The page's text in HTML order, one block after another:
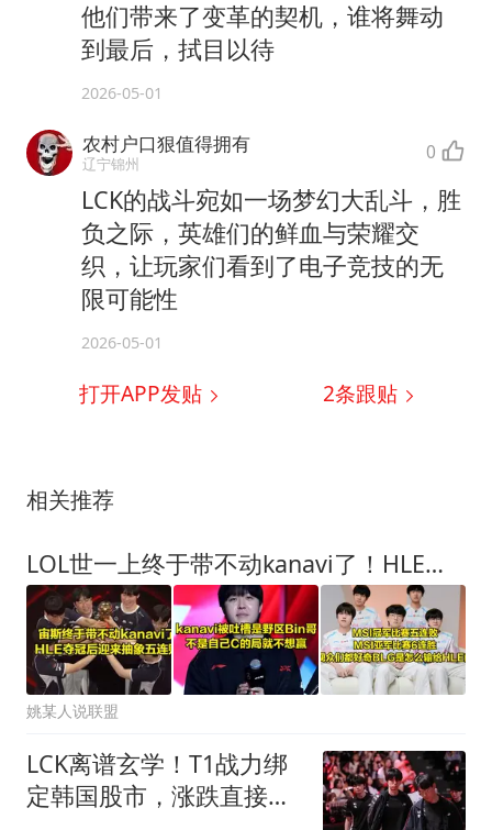
他们带来了变革的契机，谁将舞动
到最后，拭目以待
2026-05-01
农村户口狠值得拥有
辽宁锦州 0
LCK的战斗宛如一场梦幻大乱斗，胜
负之际，英雄们的鲜血与荣耀交
织，让玩家们看到了电子竞技的无
限可能性
2026-05-01
打开APP发贴 2条跟贴
相关推荐
LOL世一上终于带不动kanavi了！HLE在国际赛夺冠后，迎来抽象五连败
姚某人说联盟
LCK离谱玄学！T1战力绑
定韩国股市，涨跌直接决